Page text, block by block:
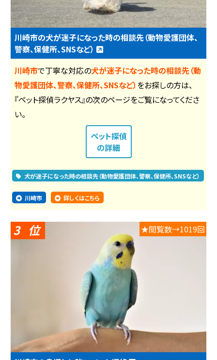
川崎市の犬が迷子になった時の相談先（動物愛護団体、
警察、保健所、SNSなど）
川崎市で丁寧な対応の犬が迷子になった時の相談先（動
物愛護団体、警察、保健所、SNSなど） をお探しの方は、
『ペット探偵ラクヤス』の次のページをご覧になってくださ
い。
ペット探偵
の詳細
犬が迷子になった時の相談先（動物愛護団体、警察、保健所、SNSなど）
川崎市 詳しくはこちら
3 ★閲覧数→1019回